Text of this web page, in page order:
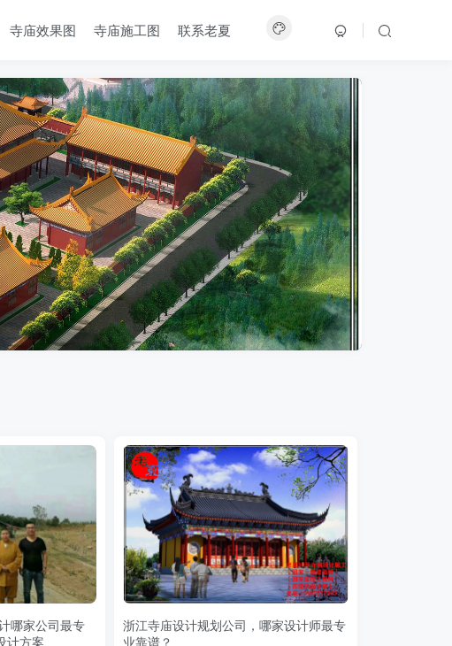
寺庙效果图 寺庙施工图 联系老夏
哪家公司最专
计方案
浙江寺庙设计规划公司，哪家设计师最专
业靠谱？